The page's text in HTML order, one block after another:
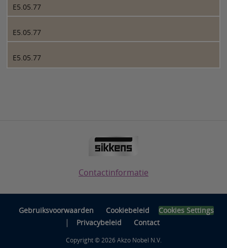
E5.05.77
E5.05.77
E5.05.77
Contactinformatie
Gebruiksvoorwaarden Cookiebeleid Cookies Settings
| Privacybeleid Contact
Copyright © 2026 Akzo Nobel N.V.